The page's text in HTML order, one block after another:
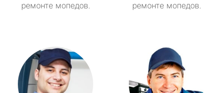
ремонте мопедов.
ремонте мопедов.